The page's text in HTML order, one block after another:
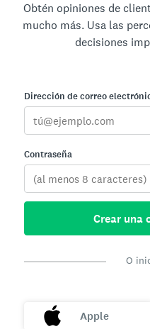
Obtén opiniones de
mucho más. Usa las
decisiones
Dirección de correo
Contraseña
Crear una
O
Apple